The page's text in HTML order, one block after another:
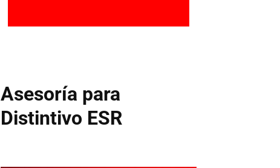
Asesoría para
Distintivo ESR